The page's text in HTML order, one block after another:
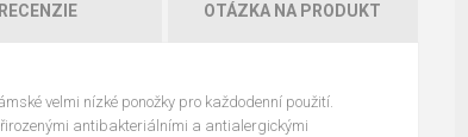
RECENZIE OTÁZKA NA PRODUKT
velmi nízké ponožky pro každodenní použití.
antibakteriálními a antialergickými